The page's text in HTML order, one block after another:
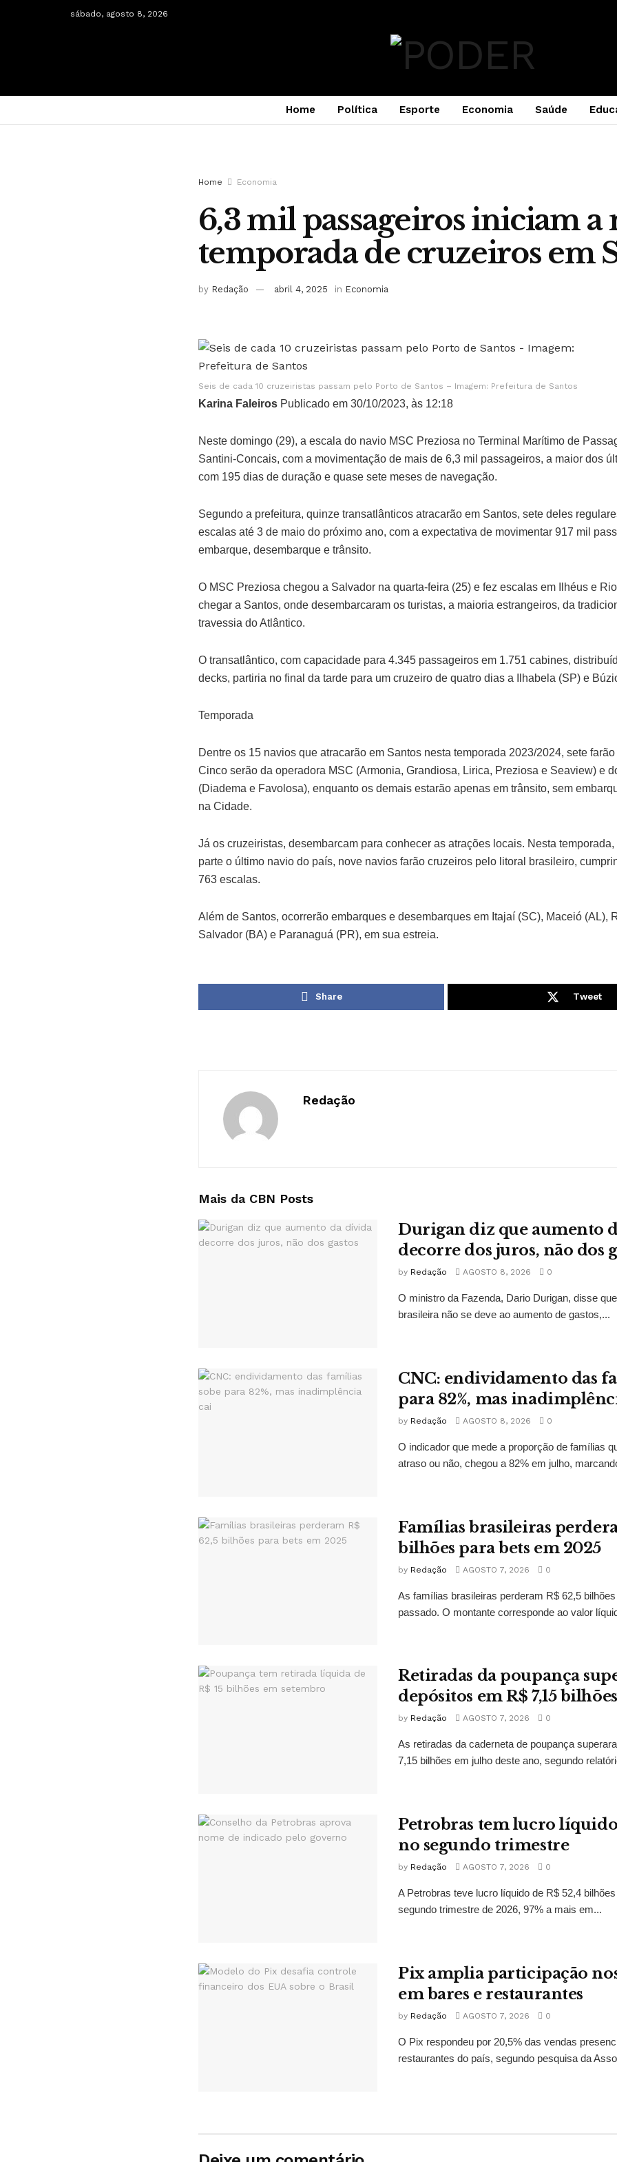
sábado, agosto 8, 2026
Home Política Esporte Economia Saúde
Home Economia
6,3 mil passageiros iniciam a
temporada de cruzeiros em
by Redação abril 4, 2025 in Economia
Seis de cada 10 cruzeiristas passam pelo Porto de Santos – Imagem: Prefeitura de Santos
Karina Faleiros Publicado em 30/10/2023, às 12:18
Neste domingo (29), a escala do navio MSC Preziosa no Terminal Marítimo de
Santini-Concais, com a movimentação de mais de 6,3 mil passageiros, a maior dos
com 195 dias de duração e quase sete meses de navegação.
Segundo a prefeitura, quinze transatlânticos atracarão em Santos, sete deles
escalas até 3 de maio do próximo ano, com a expectativa de movimentar 917 mil
embarque, desembarque e trânsito.
O MSC Preziosa chegou a Salvador na quarta-feira (25) e fez escalas em Ilhéus e
chegar a Santos, onde desembarcaram os turistas, a maioria estrangeiros, da
travessia do Atlântico.
O transatlântico, com capacidade para 4.345 passageiros em 1.751 cabines,
decks, partiria no final da tarde para um cruzeiro de quatro dias a Ilhabela (SP) e
Temporada
Dentre os 15 navios que atracarão em Santos nesta temporada 2023/2024, sete
Cinco serão da operadora MSC (Armonia, Grandiosa, Lirica, Preziosa e Seaview) e
(Diadema e Favolosa), enquanto os demais estarão apenas em trânsito, sem
na Cidade.
Já os cruzeiristas, desembarcam para conhecer as atrações locais. Nesta
parte o último navio do país, nove navios farão cruzeiros pelo litoral brasileiro,
763 escalas.
Além de Santos, ocorrerão embarques e desembarques em Itajaí (SC), Maceió (AL),
Salvador (BA) e Paranaguá (PR), em sua estreia.
Share Tweet
Redação
Mais da CBN Posts
Durigan diz que aumento
decorre dos juros, não dos
by Redação AGOSTO 8, 2026 0
O ministro da Fazenda, Dario Durigan, disse
brasileira não se deve ao aumento de gastos,...
CNC: endividamento das
para 82%, mas
by Redação AGOSTO 8, 2026 0
O indicador que mede a proporção de famílias
atraso ou não, chegou a 82% em julho,
Famílias brasileiras
bilhões para bets em 2025
by Redação AGOSTO 7, 2026 0
As famílias brasileiras perderam R$ 62,5
passado. O montante corresponde ao valor
Retiradas da poupança
depósitos em R$ 7,15
by Redação AGOSTO 7, 2026 0
As retiradas da caderneta de poupança
7,15 bilhões em julho deste ano, segundo
Petrobras tem lucro líquido
no segundo trimestre
by Redação AGOSTO 7, 2026 0
A Petrobras teve lucro líquido de R$ 52,4
segundo trimestre de 2026, 97% a mais em...
Pix amplia participação
em bares e restaurantes
by Redação AGOSTO 7, 2026 0
O Pix respondeu por 20,5% das vendas
restaurantes do país, segundo pesquisa da